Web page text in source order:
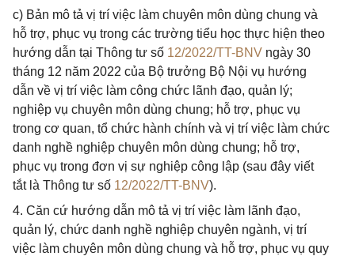
c) Bản mô tả vị trí việc làm chuyên môn dùng chung và
hỗ trợ, phục vụ trong các trường tiểu học thực hiện theo
hướng dẫn tại Thông tư số 12/2022/TT-BNV ngày 30
tháng 12 năm 2022 của Bộ trưởng Bộ Nội vụ hướng
dẫn về vị trí việc làm công chức lãnh đạo, quản lý;
nghiệp vụ chuyên môn dùng chung; hỗ trợ, phục vụ
trong cơ quan, tổ chức hành chính và vị trí việc làm chức
danh nghề nghiệp chuyên môn dùng chung; hỗ trợ,
phục vụ trong đơn vị sự nghiệp công lập (sau đây viết
tắt là Thông tư số 12/2022/TT-BNV).
4. Căn cứ hướng dẫn mô tả vị trí việc làm lãnh đạo,
quản lý, chức danh nghề nghiệp chuyên ngành, vị trí
việc làm chuyên môn dùng chung và hỗ trợ, phục vụ quy